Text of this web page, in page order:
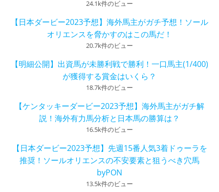
24.1k件のビュー
【日本ダービー2023予想】海外馬主がガチ予想！ソール
オリエンスを脅かすのはこの馬だ！
20.7k件のビュー
【明細公開】出資馬が未勝利戦で勝利！一口馬主(1/400)
が獲得する賞金はいくら？
18.7k件のビュー
【ケンタッキーダービー2023予想】海外馬主がガチ解
説！海外有力馬分析と日本馬の勝算は？
16.5k件のビュー
【日本ダービー2023予想】先週15番人気3着ドゥーラを
推奨！ソールオリエンスの不安要素と狙うべき穴馬
byPON
13.5k件のビュー